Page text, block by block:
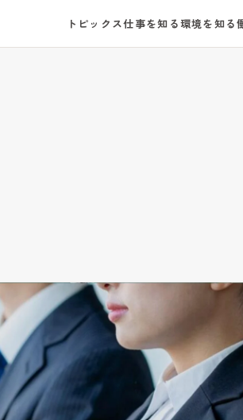
トピックス仕事を知る環境を知る